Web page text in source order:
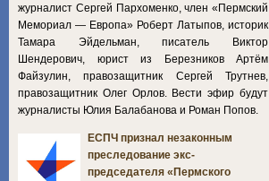
журналист Сергей Пархоменко, член «Пермский
Мемориал — Европа» Роберт Латыпов, историк
Тамара Эйдельман, писатель Виктор
Шендерович, юрист из Березников Артём
Файзулин, правозащитник Сергей Трутнев,
правозащитник Олег Орлов. Вести эфир будут
журналисты Юлия Балабанова и Роман Попов.
ЕСПЧ признал незаконным
преследование экс-
председателя «Пермского